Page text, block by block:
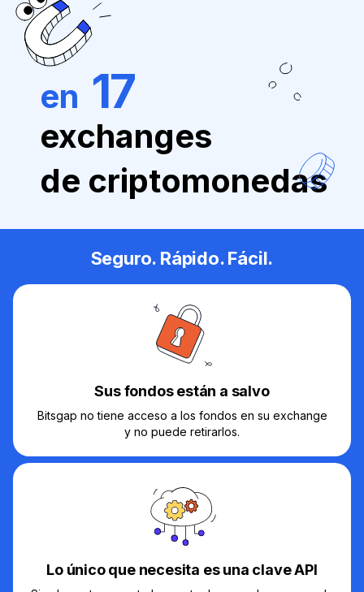
en 17
exchanges
de criptomonedas
Seguro. Rápido. Fácil.
Sus fondos están a salvo
Bitsgap no tiene acceso a los fondos en su exchange
y no puede retirarlos.
Lo único que necesita es una clave API